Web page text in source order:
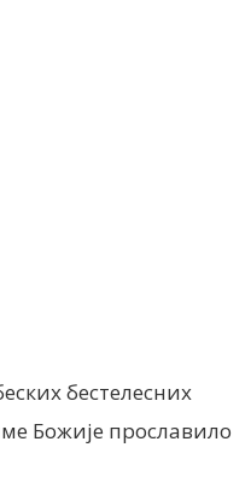
бестелесних
Божије прославило